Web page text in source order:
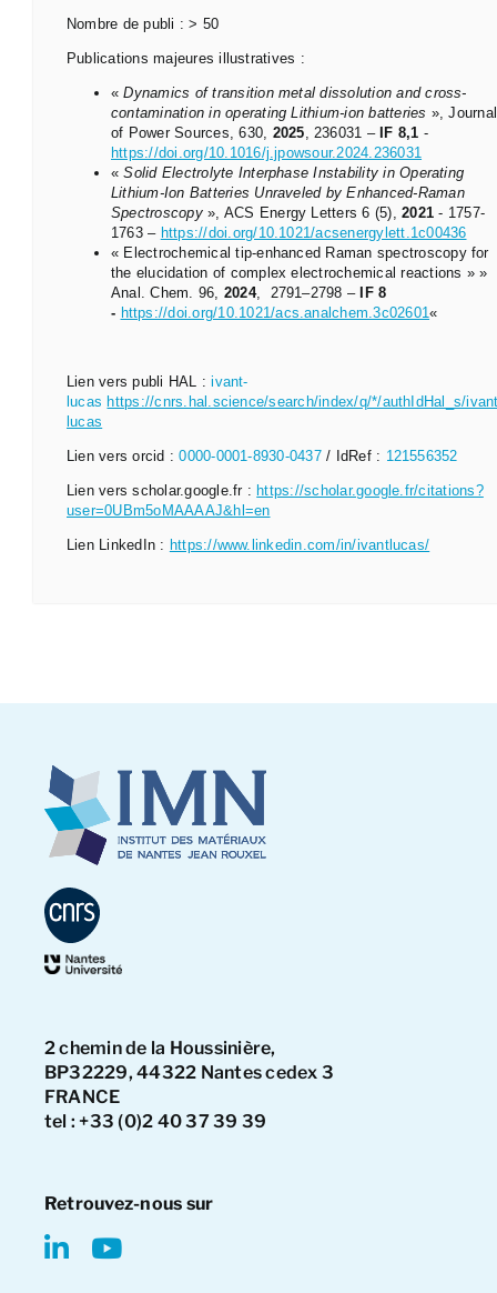
Nombre de publi : > 50
Publications majeures illustratives :
«Dynamics of transition metal dissolution and cross-
contamination in operating Lithium-ion batteries », Journal
of Power Sources, 630, 2025, 236031 – IF 8,1 -
https://doi.org/10.1016/j.jpowsour.2024.236031
«Solid Electrolyte Interphase Instability in Operating
Lithium-Ion Batteries Unraveled by Enhanced-Raman
Spectroscopy», ACS Energy Letters 6 (5),2021 - 1757-
1763 – https://doi.org/10.1021/acsenergylett.1c00436
« Electrochemical tip-enhanced Raman spectroscopy for
the elucidation of complex electrochemical reactions » »
Anal. Chem. 96, 2024, 2791–2798 –
IF 8
- https://doi.org/10.1021/acs.analchem.3c02601«
Lien vers publi HAL :ivant-
lucas https://cnrs.hal.science/search/index/q/*/authIdHal_s/
lucas
Lien vers orcid :0000-0001-8930-0437/ IdRef : 121556352
Lien vers scholar.google.fr : https://scholar.google.fr/citations?
user=0UBm5oMAAAAJ&hl=en
Lien LinkedIn : https://www.linkedin.com/in/ivantlucas/
2 chemin de la Houssinière,
BP32229, 44322 Nantes cedex 3
FRANCE
tel : +33 (0)2 40 37 39 39
Retrouvez-nous sur